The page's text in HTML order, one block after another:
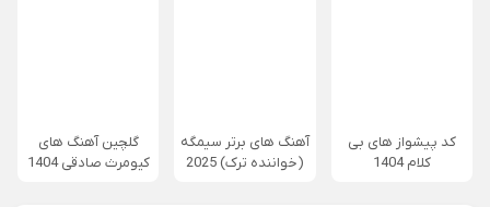
کد پیشواز های بی
کلام 1404
آهنگ های برتر سیمگه
(خواننده ترک) 2025
گلچین آهنگ های
کیومرث صادقی 1404